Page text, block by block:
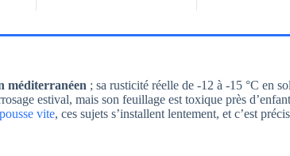
méditerranéen ; sa rusticité réelle de -12 à -15 °C en
estival, mais son feuillage est toxique près
vite, ces sujets s’installent lentement, et c’est